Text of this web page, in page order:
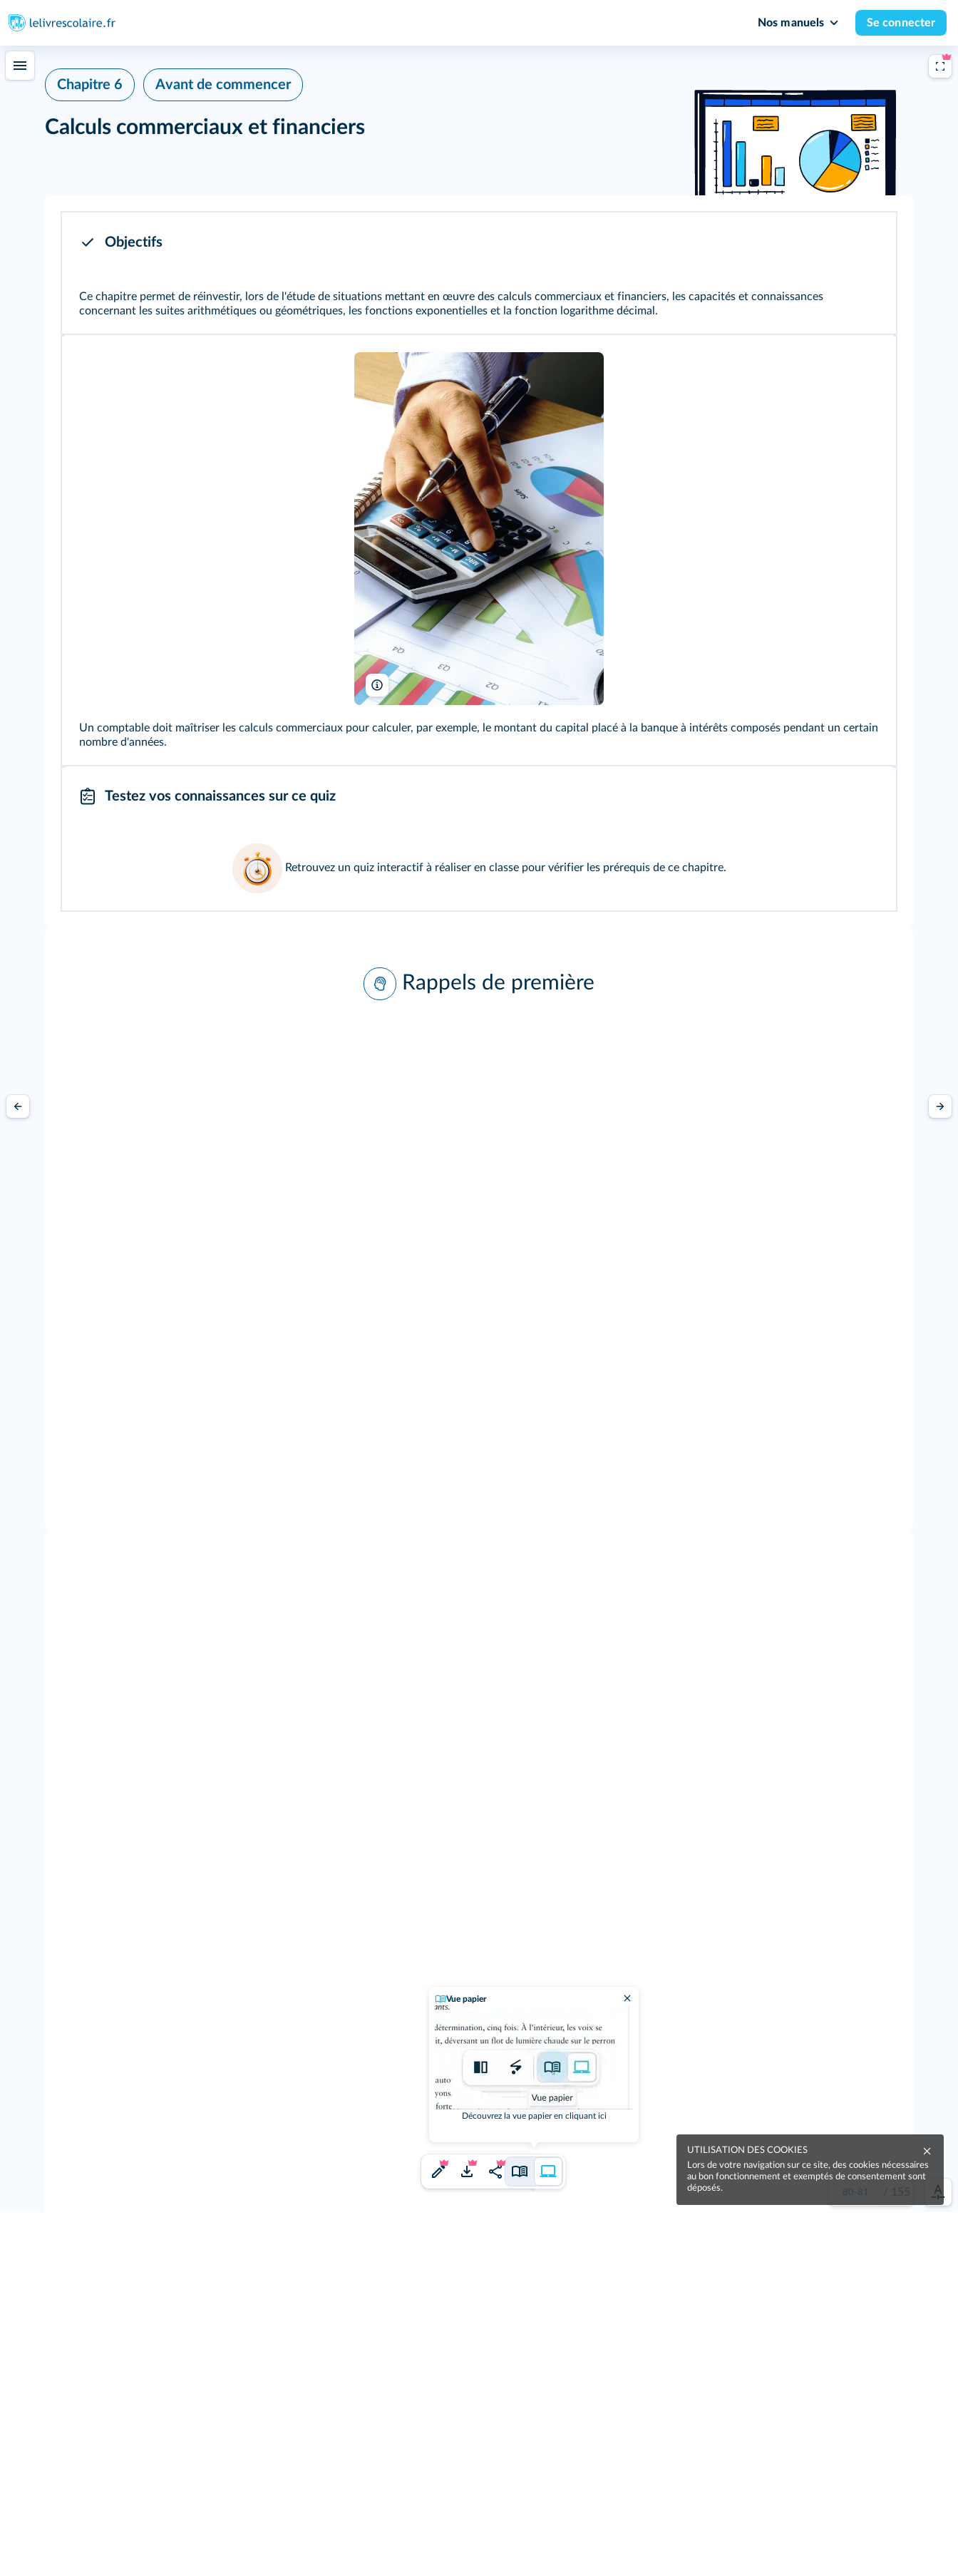
Nos manuels Se connecter
/ 155
Vue papier
Découvrez la vue papier en cliquant ici
Chapitre 6 Avant de commencer
Calculs commerciaux et financiers
Objectifs
Ce chapitre permet de réinvestir, lors de l'étude de situations mettant en œuvre des calculs commerciaux et financiers, les capacités et connaissances
concernant les suites arithmétiques ou géométriques, les fonctions exponentielles et la fonction logarithme décimal.
kitzcorner/Shutterstock
Un comptable doit maîtriser les calculs commerciaux pour calculer, par exemple, le montant du capital placé à la banque à intérêts composés pendant un certain
nombre d'années.
Testez vos connaissances sur ce quiz
Retrouvez un quiz interactifà réaliser en classe pour vérifier les prérequis de ce chapitre.
Rappels de première
UTILISATION DES COOKIES
Lors de votre navigation sur ce site, des cookies nécessaires
au bon fonctionnement et exemptés de consentement sont
déposés.